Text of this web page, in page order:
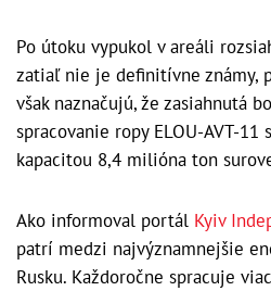
Po útoku vypukol v areáli
zatiaľ nie je definitívne známy,
však naznačujú, že zasiahnutá
spracovanie ropy ELOU-AVT-11
kapacitou 8,4 milióna ton
Ako informoval portál Kyiv
patrí medzi najvýznamnejšie
Rusku. Každoročne spracuje